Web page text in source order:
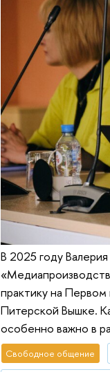
В 2025 году
практику на
Питерской Вышке.
особенно важно в
Свободное общение